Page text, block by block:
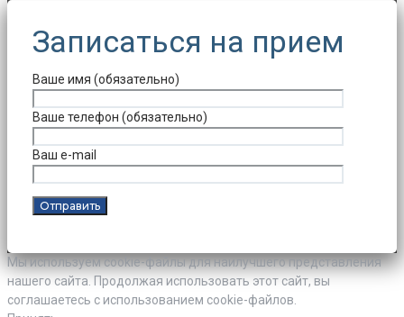
Записаться на прием
Ваше имя (обязательно)
Ваше телефон (обязательно)
Ваш e-mail
Мы используем cookie-файлы для наилучшего представления
нашего сайта. Продолжая использовать этот сайт, вы
соглашаетесь с использованием cookie-файлов.